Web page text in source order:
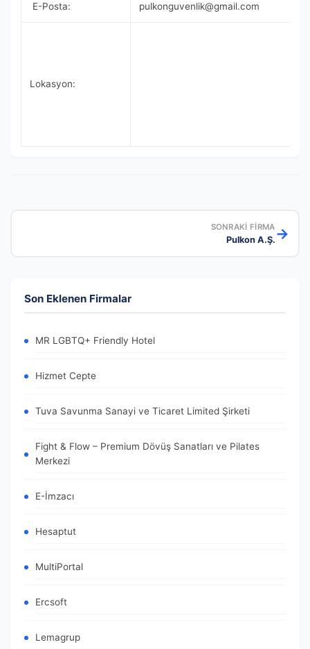
E-Posta: pulkonguvenlik@gmail.com
Lokasyon:
SONRAKI FIRMA
Pulkon A.Ş. →
Son Eklenen Firmalar
MR LGBTQ+ Friendly Hotel
Hizmet Cepte
Tuva Savunma Sanayi ve Ticaret Limited Şirketi
Fight & Flow – Premium Dövüş Sanatları ve Pilates
Merkezi
E-İmzacı
Hesaptut
MultiPortal
Ercsoft
Lemagrup